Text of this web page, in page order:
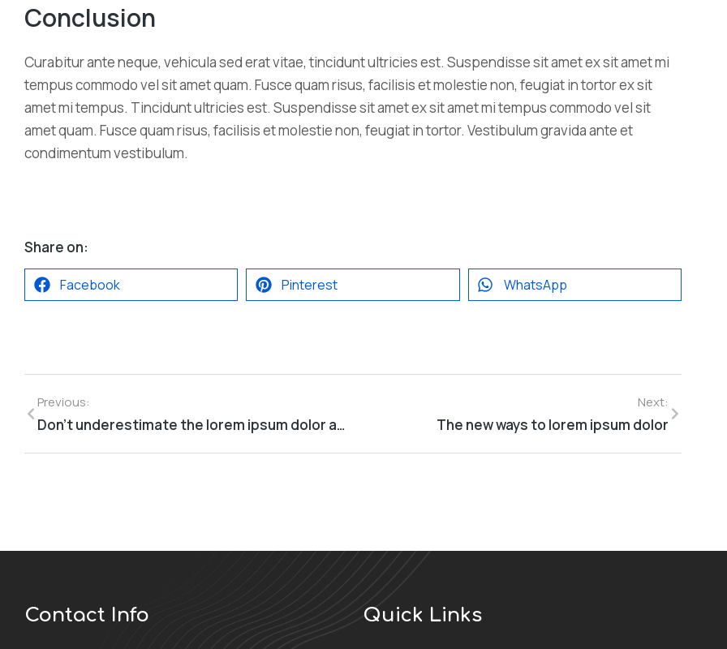
Conclusion
Curabitur ante neque, vehicula sed erat vitae, tincidunt ultricies est. Suspendisse sit amet ex sit amet mi
tempus commodo vel sit amet quam. Fusce quam risus, facilisis et molestie non, feugiat in tortor ex sit
amet mi tempus. Tincidunt ultricies est. Suspendisse sit amet ex sit amet mi tempus commodo vel sit
amet quam. Fusce quam risus, facilisis et molestie non, feugiat in tortor. Vestibulum gravida ante et
condimentum vestibulum.
Share on:
Facebook Pinterest WhatsApp
Previous:
Don’t underestimate the lorem ipsum dolor amet
Next:
The new ways to lorem ipsum dolor
Contact Info Quick Links